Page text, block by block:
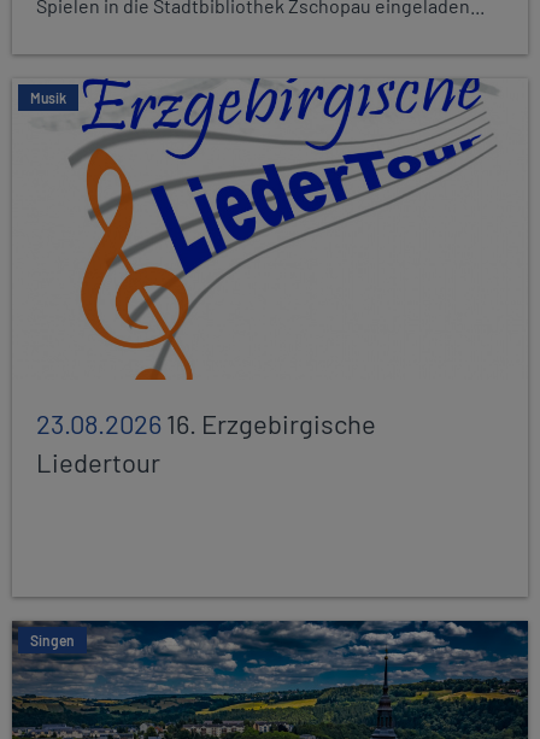
Spielen in die Stadtbibliothek Zschopau eingeladen...
Musik
23.08.202616. Erzgebirgische
Liedertour
Singen